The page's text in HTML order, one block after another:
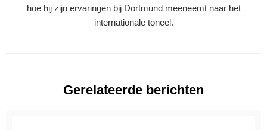
hoe hij zijn ervaringen bij Dortmund meeneemt naar het
internationale toneel.
Gerelateerde berichten